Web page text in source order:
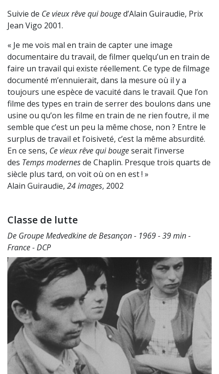
Suivie de Ce vieux rêve qui bouged’Alain Guiraudie, Prix
Jean Vigo 2001.
« Je me vois mal en train de capter une image
documentaire du travail, de filmer quelqu’un en train de
faire un travail qui existe réellement. Ce type de filmage
documenté m’ennuierait, dans la mesure où il y a
toujours une espèce de vacuité dans le travail. Que l’on
filme des types en train de serrer des boulons dans une
usine ou qu’on les filme en train de ne rien foutre, il me
semble que c’est un peu la même chose, non ? Entre le
surplus de travail et l’oisiveté, c’est la même absurdité.
En ce sens, Ce vieux rêve qui bougeserait l’inverse
des Temps modernesde Chaplin. Presque trois quarts de
siècle plus tard, on voit où on en est ! »
Alain Guiraudie, 24 images, 2002
Classe de lutte
De Groupe Medvedkine de Besançon - 1969 - 39 min -
France - DCP